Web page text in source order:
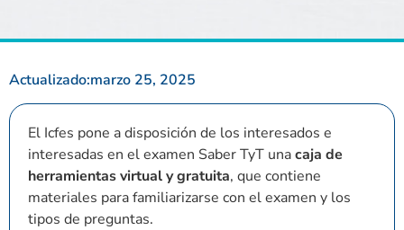
Actualizado:marzo 25, 2025
El Icfes pone a disposición de los interesados e
interesadas en el examen Saber TyT unacaja de
herramientas virtual y gratuita, que contiene
materiales para familiarizarse con el examen y los
tipos de preguntas.